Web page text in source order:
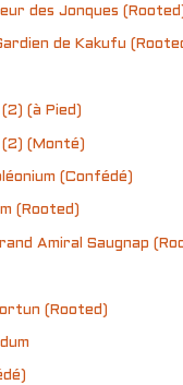
des Jonques
de Kakufu
(à Pied)
(2) (Monté)
(Confédé)
(Rooted)
Amiral Saugnap
(Rooted)